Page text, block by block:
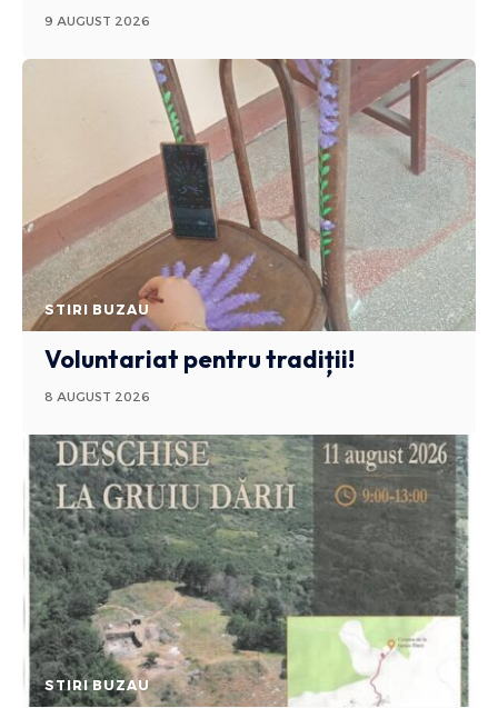
9 AUGUST 2026
STIRI BUZAU
Voluntariat pentru tradiții!
8 AUGUST 2026
STIRI BUZAU